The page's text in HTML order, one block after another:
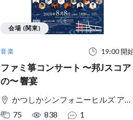
音楽 19:00 開
ファミ箏コンサート 〜邦Jスコア
の〜 響宴
かつしかシンフォニーヒルズ アイリスホール
75
838 1
会場 (関東)